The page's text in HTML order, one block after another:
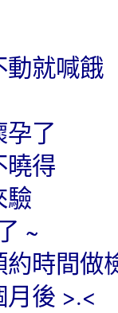
動就喊餓
了
曉得
驗
~
時間做
後 >.<